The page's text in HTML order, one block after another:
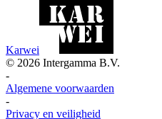
Karwei
© 2026 Intergamma B.V.
-
Algemene voorwaarden
-
Privacy en veiligheid